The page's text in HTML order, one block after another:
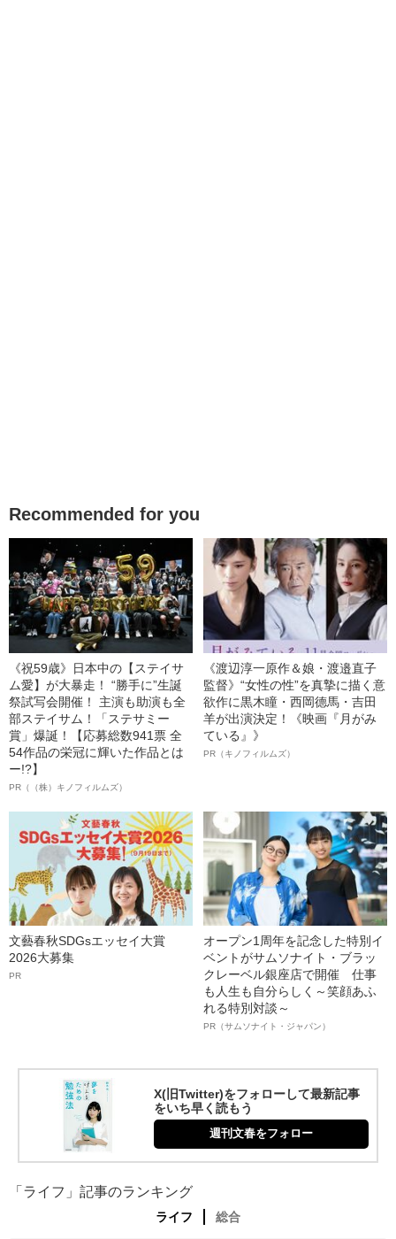
Recommended for you
《祝59歳》日本中の【ステイサ
ム愛】が大暴走！ “勝手に”生誕
祭試写会開催！ 主演も助演も全
部ステイサム！「ステサミー
賞」爆誕！【応募総数941票 全
54作品の栄冠に輝いた作品とは
ー!?】
PR（（株）キノフィルムズ）
《渡辺淳一原作＆娘・渡邉直子
監督》“女性の性”を真摯に描く意
欲作に黒木瞳・西岡德馬・吉田
羊が出演決定！《映画『月がみ
ている』》
PR（キノフィルムズ）
文藝春秋SDGsエッセイ大賞
2026大募集
PR
オープン1周年を記念した特別イ
ベントがサムソナイト・ブラッ
クレーベル銀座店で開催 仕事
も人生も自分らしく～笑顔あふ
れる特別対談～
PR（サムソナイト・ジャパン）
X(旧Twitter)をフォローして最新記事
をいち早く読もう
週刊文春をフォロー
「ライフ」記事のランキング
ライフ 総合